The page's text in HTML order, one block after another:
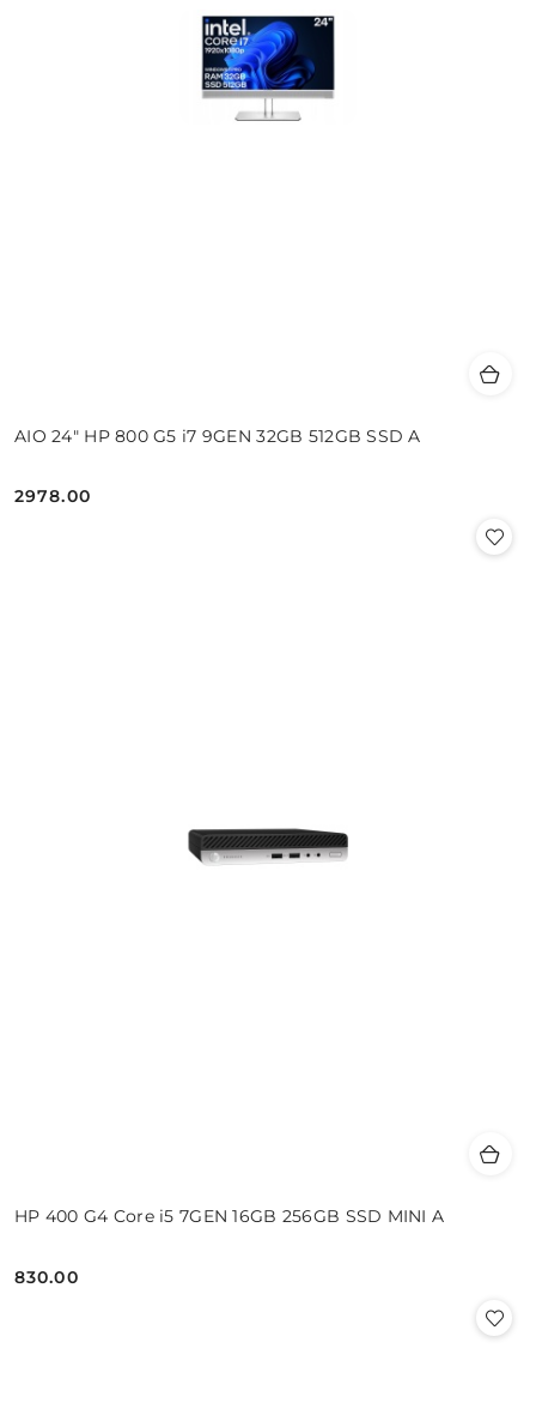
AIO 24" HP 800 G5 i7 9GEN 32GB 512GB SSD A
Cena:
2978.00
HP 400 G4 Core i5 7GEN 16GB 256GB SSD MINI A
Cena:
830.00